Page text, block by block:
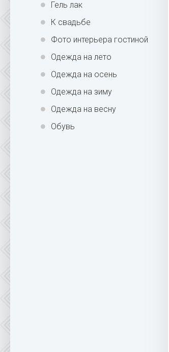
Гель лак
К свадьбе
Фото интерьера гостиной
Одежда на лето
Одежда на осень
Одежда на зиму
Одежда на весну
Обувь